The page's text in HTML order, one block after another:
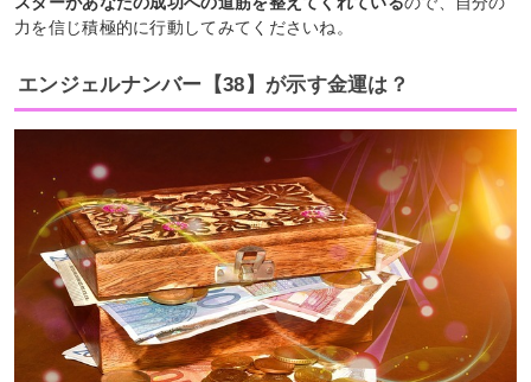
力を信じ積極的に行動してみてくださいね。
エンジェルナンバー【38】が示す金運は？